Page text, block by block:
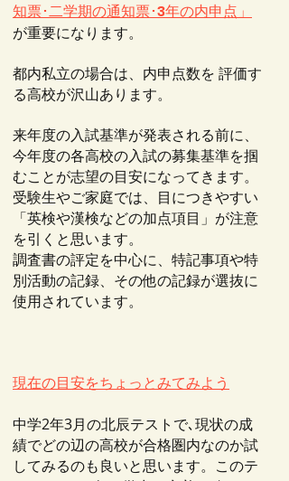
知票･二学期の通知票･3年の内申点」
が重要になります。
都内私立の場合は、内申点数を 評価す
る高校が沢山あります。
来年度の入試基準が発表される前に、
今年度の各高校の入試の募集基準を掴
むことが志望の目安になってきます。
受験生やご家庭では、目につきやすい
「英検や漢検などの加点項目」が注意
を引くと思います。
調査書の評定を中心に、特記事項や特
別活動の記録、その他の記録が選抜に
使用されています。
現在の目安をちょっとみてみよう
中学2年3月の北辰テストで､現状の成
績でどの辺の高校が合格圏内なのか試
してみるのも良いと思います。このテ